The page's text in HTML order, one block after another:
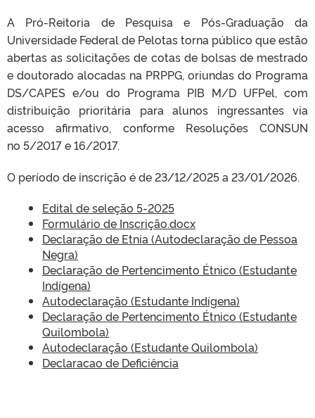
A Pró-Reitoria de Pesquisa e Pós-Graduação da
Universidade Federal de Pelotas torna público que estão
abertas as solicitações de cotas de bolsas de mestrado
e doutorado alocadas na PRPPG, oriundas do Programa
DS/CAPES e/ou do Programa PIB M/D UFPel, com
distribuição prioritária para alunos ingressantes via
acesso afirmativo, conforme Resoluções CONSUN
no 5/2017 e 16/2017.
O período de inscrição é de 23/12/2025 a 23/01/2026.
Edital de seleção 5-2025
Formulário de Inscrição.docx
Declaração de Etnia (Autodeclaração de Pessoa
Negra)
Declaração de Pertencimento Étnico (Estudante
Indígena)
Autodeclaração (Estudante Indígena)
Declaração de Pertencimento Étnico (Estudante
Quilombola)
Autodeclaração (Estudante Quilombola)
Declaracao de Deficiência